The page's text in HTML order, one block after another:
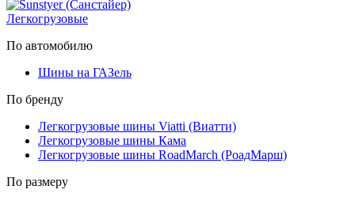
Легкогрузовые
По автомобилю
Шины на ГАЗель
По бренду
Легкогрузовые шины Viatti (Виатти)
Легкогрузовые шины Кама
Легкогрузовые шины RoadMarch (РоадМарш)
По размеру